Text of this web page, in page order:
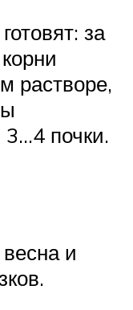
за
растворе,
3…4 почки.
и